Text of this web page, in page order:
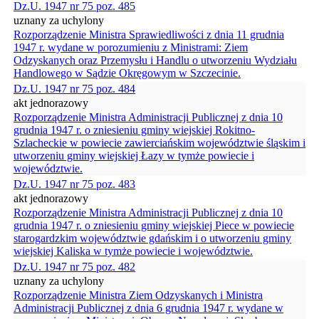
Dz.U. 1947 nr 75 poz. 485
uznany za uchylony
Rozporządzenie Ministra Sprawiedliwości z dnia 11 grudnia
1947 r. wydane w porozumieniu z Ministrami: Ziem
Odzyskanych oraz Przemysłu i Handlu o utworzeniu Wydziału
Handlowego w Sądzie Okręgowym w Szczecinie.
Dz.U. 1947 nr 75 poz. 484
akt jednorazowy
Rozporządzenie Ministra Administracji Publicznej z dnia 10
grudnia 1947 r. o zniesieniu gminy wiejskiej Rokitno-
Szlacheckie w powiecie zawierciańskim województwie śląskim i
utworzeniu gminy wiejskiej Łazy w tymże powiecie i
województwie.
Dz.U. 1947 nr 75 poz. 483
akt jednorazowy
Rozporządzenie Ministra Administracji Publicznej z dnia 10
grudnia 1947 r. o zniesieniu gminy wiejskiej Piece w powiecie
starogardzkim województwie gdańskim i o utworzeniu gminy
wiejskiej Kaliska w tymże powiecie i województwie.
Dz.U. 1947 nr 75 poz. 482
uznany za uchylony
Rozporządzenie Ministra Ziem Odzyskanych i Ministra
Administracji Publicznej z dnia 6 grudnia 1947 r. wydane w